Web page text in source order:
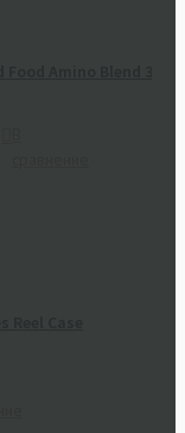
Food Amino Blend 365
Case